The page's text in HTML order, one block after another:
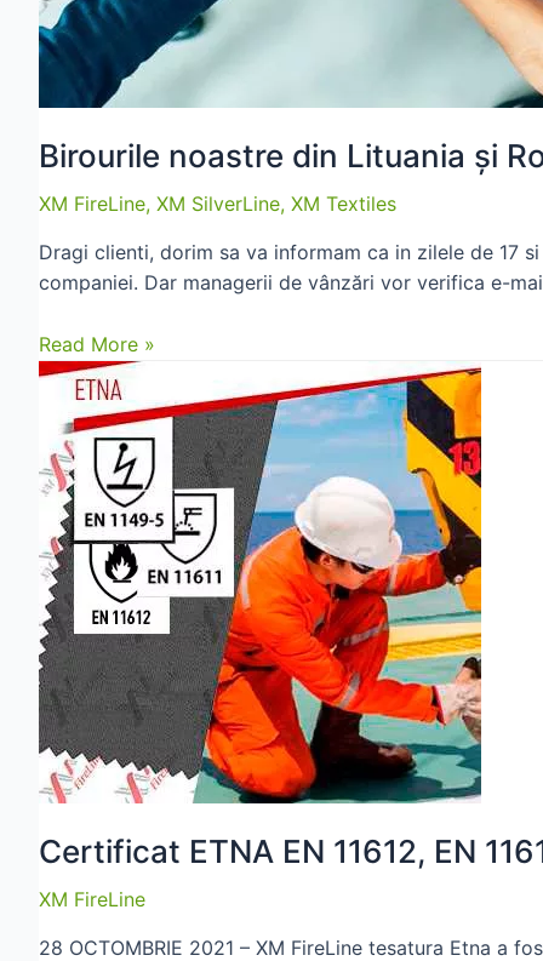
Birourile noastre din Lituania și
XM FireLine, XM SilverLine, XM Textiles
Dragi clienti, dorim sa va informam ca in zilele de 17
companiei. Dar managerii de vânzări vor verifica e-
Birourile
noastre
Lituania
și
România
vor
fi
închise
pe
17
și
20
iunie
Read More »
Certificat ETNA EN 11612, EN
XM FireLine
28 OCTOMBRIE 2021 – XM FireLine tesatura Etna a